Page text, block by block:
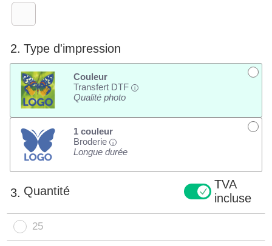
2. Type d'impression
Couleur
Transfert DTF
i
Qualité photo
1 couleur
Broderie
i
Longue durée
3. Quantité
TVA
incluse
25